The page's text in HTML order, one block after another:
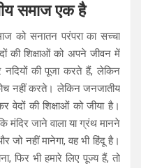
समाज एक है
को सनातन परंपरा का सच्चा
की शिक्षाओं को अपने जीवन में
नदियों की पूजा करते हैं, लेकिन
नहीं करते। लेकिन जनजातीय
की शिक्षाओं को जीया है।
मंदिर जाने वाला या ग्रंथ मानने
जो नहीं मानेगा, वह भी हिंदू है।
फिर भी हमारे लिए पूज्य हैं, तो